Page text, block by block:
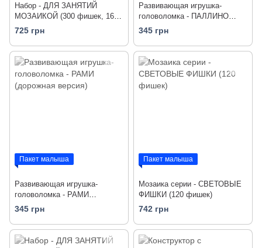
Набор - ДЛЯ ЗАНЯТИЙ
МОЗАИКОЙ (300 фишек, 16
фигурок, доска 28х20 cm)
725 грн
Развивающая игрушка-
головоломка - ПАЛЛИНО
(дорожная версия)
345 грн
Пакет малыша
Развивающая игрушка-
головоломка - РАМИ
(дорожная версия)
345 грн
Пакет малыша
Мозаика серии - СВЕТОВЫЕ
ФИШКИ (120 фишек)
742 грн